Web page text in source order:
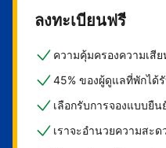
ลงทะเบียนฟรี
ความคุ้มครองความเสี
45% ของผู้ดูแลที่พักได้
เลือกรับการจองแบบยื
เราจะอำนวยความสะ